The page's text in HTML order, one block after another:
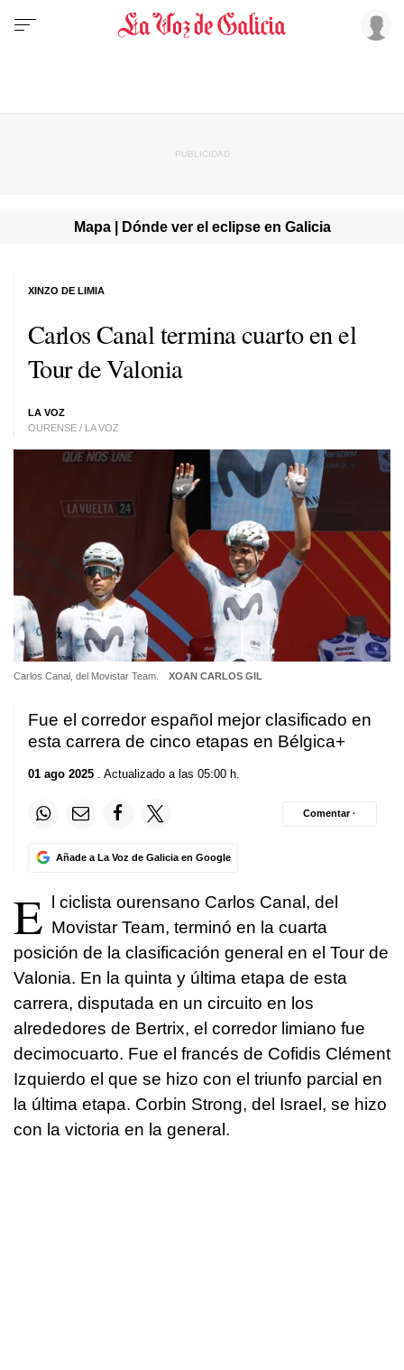
Mapa | Dónde ver el eclipse en Galicia
Carlos Canal termina cuarto en el
Tour de Valonia
LA VOZ
OURENSE / LA VOZ
XINZO DE LIMIA
Carlos Canal, del Movistar Team. XOAN CARLOS GIL
Fue el corredor español mejor clasificado en
esta carrera de cinco etapas en Bélgica+
01 ago 2025 . Actualizado a las 05:00 h.
Añade a La Voz de Galicia en Google
Comentar ·
E l ciclista ourensano Carlos Canal, del
Movistar Team, terminó en la cuarta
posición de la clasificación general en el Tour de
Valonia. En la quinta y última etapa de esta
carrera, disputada en un circuito en los
alrededores de Bertrix, el corredor limiano fue
decimocuarto. Fue el francés de Cofidis Clément
Izquierdo el que se hizo con el triunfo parcial en
la última etapa. Corbin Strong, del Israel, se hizo
con la victoria en la general.